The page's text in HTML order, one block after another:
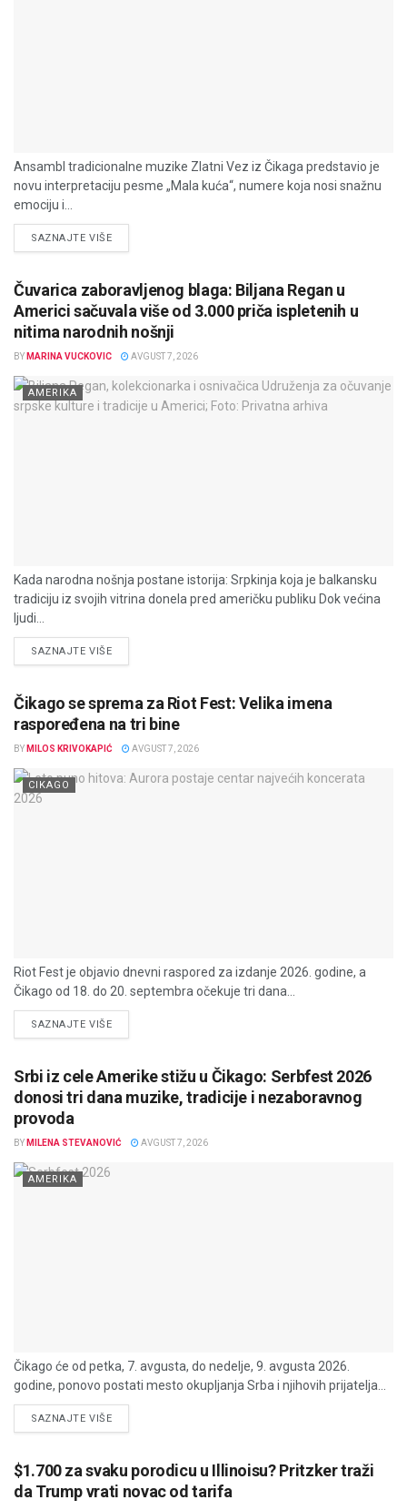
Ansambl tradicionalne muzike Zlatni Vez iz Čikaga predstavio je
novu interpretaciju pesme „Mala kuća“, numere koja nosi snažnu
emociju i...
SAZNAJTE VIŠEDETAILS
Čuvarica zaboravljenog blaga: Biljana Regan u
Americi sačuvala više od 3.000 priča ispletenih u
nitima narodnih nošnji
BY MARINA VUCKOVIC AVGUST 7, 2026
AMERIKA
Kada narodna nošnja postane istorija: Srpkinja koja je balkansku
tradiciju iz svojih vitrina donela pred američku publiku Dok većina
ljudi...
SAZNAJTE VIŠEDETAILS
Čikago se sprema za Riot Fest: Velika imena
raspoređena na tri bine
BY MILOS KRIVOKAPIĆ AVGUST 7, 2026
CIKAGO
Riot Fest je objavio dnevni raspored za izdanje 2026. godine, a
Čikago od 18. do 20. septembra očekuje tri dana...
SAZNAJTE VIŠEDETAILS
Srbi iz cele Amerike stižu u Čikago: Serbfest 2026
donosi tri dana muzike, tradicije i nezaboravnog
provoda
BY MILENA STEVANOVIĆ AVGUST 7, 2026
AMERIKA
Čikago će od petka, 7. avgusta, do nedelje, 9. avgusta 2026.
godine, ponovo postati mesto okupljanja Srba i njihovih prijatelja...
SAZNAJTE VIŠEDETAILS
$1.700 za svaku porodicu u Illinoisu? Pritzker traži
da Trump vrati novac od tarifa